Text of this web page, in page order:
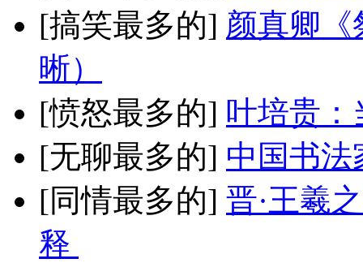
[搞笑最多的] 颜真卿《
晰）
[愤怒最多的] 叶培贵：
[无聊最多的] 中国书法
[同情最多的] 晋·王羲
释